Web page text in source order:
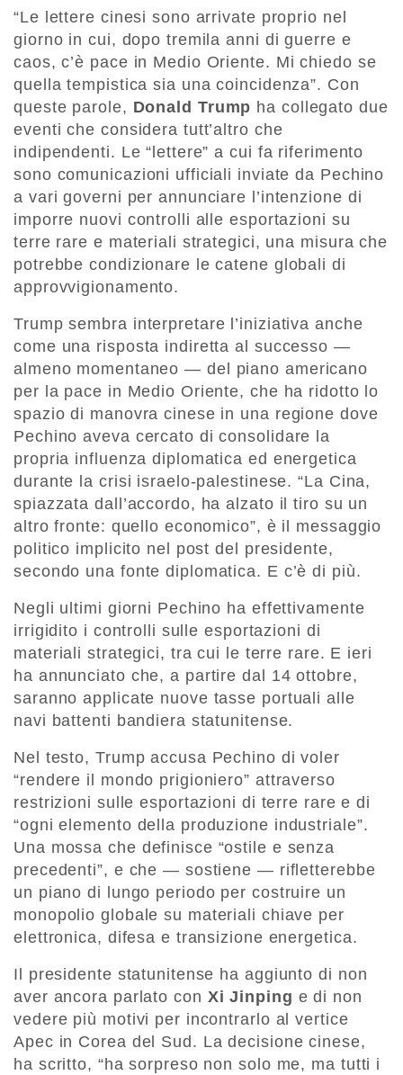
“Le lettere cinesi sono arrivate proprio nel
giorno in cui, dopo tremila anni di guerre e
caos, c’è pace in Medio Oriente. Mi chiedo se
quella tempistica sia una coincidenza”. Con
queste parole, Donald Trump ha collegato due
eventi che considera tutt’altro che
indipendenti. Le “lettere” a cui fa riferimento
sono comunicazioni ufficiali inviate da Pechino
a vari governi per annunciare l’intenzione di
imporre nuovi controlli alle esportazioni su
terre rare e materiali strategici, una misura che
potrebbe condizionare le catene globali di
approvvigionamento.
Trump sembra interpretare l’iniziativa anche
come una risposta indiretta al successo —
almeno momentaneo — del piano americano
per la pace in Medio Oriente, che ha ridotto lo
spazio di manovra cinese in una regione dove
Pechino aveva cercato di consolidare la
propria influenza diplomatica ed energetica
durante la crisi israelo-palestinese. “La Cina,
spiazzata dall’accordo, ha alzato il tiro su un
altro fronte: quello economico”, è il messaggio
politico implicito nel post del presidente,
secondo una fonte diplomatica. E c’è di più.
Negli ultimi giorni Pechino ha effettivamente
irrigidito i controlli sulle esportazioni di
materiali strategici, tra cui le terre rare. E ieri
ha annunciato che, a partire dal 14 ottobre,
saranno applicate nuove tasse portuali alle
navi battenti bandiera statunitense.
Nel testo, Trump accusa Pechino di voler
“rendere il mondo prigioniero” attraverso
restrizioni sulle esportazioni di terre rare e di
“ogni elemento della produzione industriale”.
Una mossa che definisce “ostile e senza
precedenti”, e che — sostiene — rifletterebbe
un piano di lungo periodo per costruire un
monopolio globale su materiali chiave per
elettronica, difesa e transizione energetica.
Il presidente statunitense ha aggiunto di non
aver ancora parlato con Xi Jinping e di non
vedere più motivi per incontrarlo al vertice
Apec in Corea del Sud. La decisione cinese,
ha scritto, “ha sorpreso non solo me, ma tutti i